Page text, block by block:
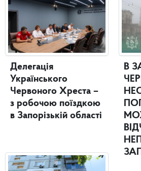
Делегація
Українського
Червоного Хреста –
з робочою поїздкою
в Запорізькій області
В